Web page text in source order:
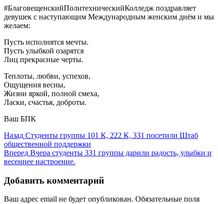
#БлаговещенскийПолитехническийКолледж поздравляет
девушек с наступающим Международным женским днём и мы
желаем:
Пусть исполнятся мечты.
Пусть улыбкой озарятся
Лиц прекрасные черты.
Теплоты, любви, успехов,
Ощущения весны,
Жизни яркой, полной смеха,
Ласки, счастья, доброты.
Ваш БПК
Навигация
по
записям
Назад Предыдущая
запись:
Студенты группы 101 К, 222 К, 331 посетили Штаб
общественной поддержки
Вперед Следующая
запись:
Вчера студенты 331 группы дарили радость, улыбки и
весеннее настроение.
Добавить комментарий
Ваш адрес email не будет опубликован. Обязательные поля